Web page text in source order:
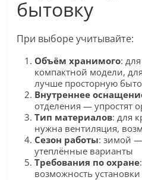
бытовку
При выборе учитывайте:
Объём хранимого:
компактной модели,
лучше просторную
Внутреннее
отделения — упростят
Тип материалов: для
нужна вентиляция,
Сезон работы: зимой —
утеплённые варианты
Требования по охране
возможность